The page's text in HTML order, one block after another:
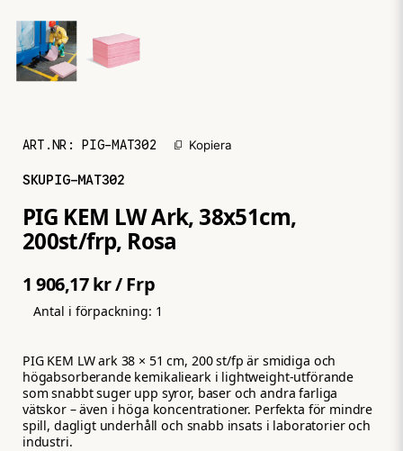
ART.NR:PIG-MAT302 Kopiera
SKUPIG-MAT302
PIG KEM LW Ark, 38x51cm,
200st/frp, Rosa
1 906,17 kr/ Frp
Antal i förpackning: 1
PIG KEM LW ark 38 × 51 cm, 200 st/fp är smidiga och
högabsorberande kemikalieark i lightweight-utförande
som snabbt suger upp syror, baser och andra farliga
vätskor – även i höga koncentrationer. Perfekta för mindre
spill, dagligt underhåll och snabb insats i laboratorier och
industri.